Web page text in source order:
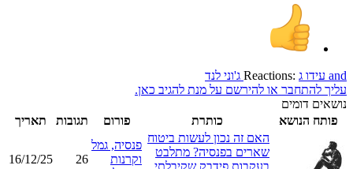
Reactions: עידו ג and
ג'וני לנד
עליך להתחבר או להירשם על מנת להגיב כאן.
נושאים דומים
פותח הנושא
כותרת פורום תגובות
תאריך
האם זה נכון לעשות ביטוח
שארים בפנסיה? מתלבט
בעקבות פידבק שקיבלתי
פנסיה, גמל
וקרנות
26
16/12/25